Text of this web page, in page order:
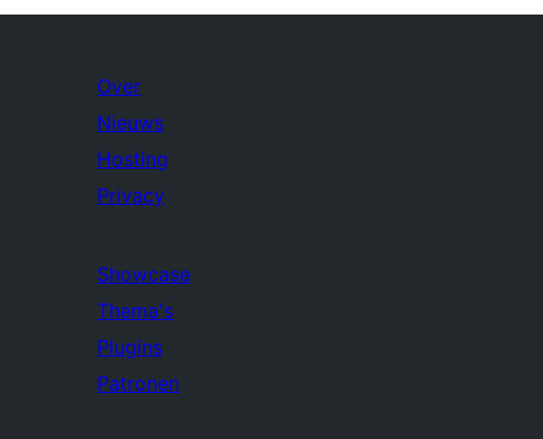
Over
Nieuws
Hosting
Privacy
Showcase
Thema's
Plugins
Patronen